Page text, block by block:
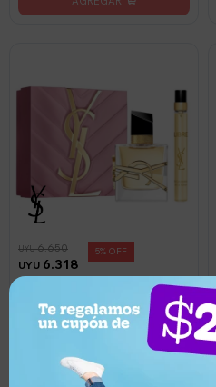
UYU 6.318
UYU6.650 5
Set Cofre Perfume Ysl Libre
Edp 30ml + Libre Edp 10m
Llega mañana